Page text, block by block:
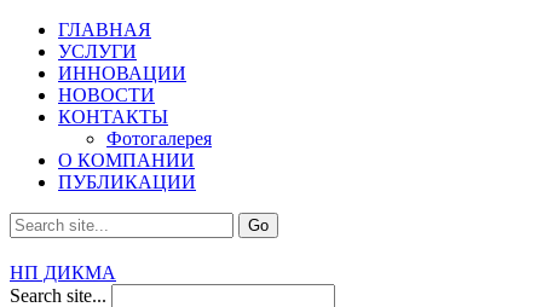
ГЛАВНАЯ
УСЛУГИ
ИННОВАЦИИ
НОВОСТИ
КОНТАКТЫ
Фотогалерея
О КОМПАНИИ
ПУБЛИКАЦИИ
НП ДИКМА
Search site...